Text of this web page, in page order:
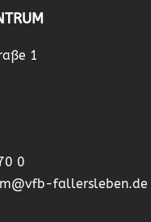
1
0
fallersleben.de